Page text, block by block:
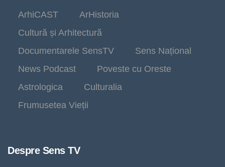
ArhiCAST
ArHistoria
Cultură și Arhitectură
Documentarele SensTV
Sens Național
News Podcast
Poveste cu Oreste
Astrologica
Culturalia
Frumusetea Vieții
Despre Sens TV